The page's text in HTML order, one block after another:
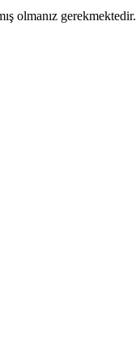
olmanız gerekmektedir.